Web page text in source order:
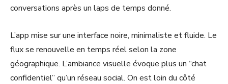
conversations après un laps de temps donné.
L’app mise sur une interface noire, minimaliste et fluide. Le
flux se renouvelle en temps réel selon la zone
géographique. L’ambiance visuelle évoque plus un “chat
confidentiel” qu’un réseau social. On est loin du côté